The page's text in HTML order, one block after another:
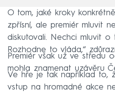
O tom, jaké kroky
zpřísní, ale premiér mluvit
diskutovali. Nechci mluvit
Rozhodne to vláda,“
Premiér však už ve středu
mohla znamenat uzávěru
Ve hře je tak například to,
vstup na hromadné akce